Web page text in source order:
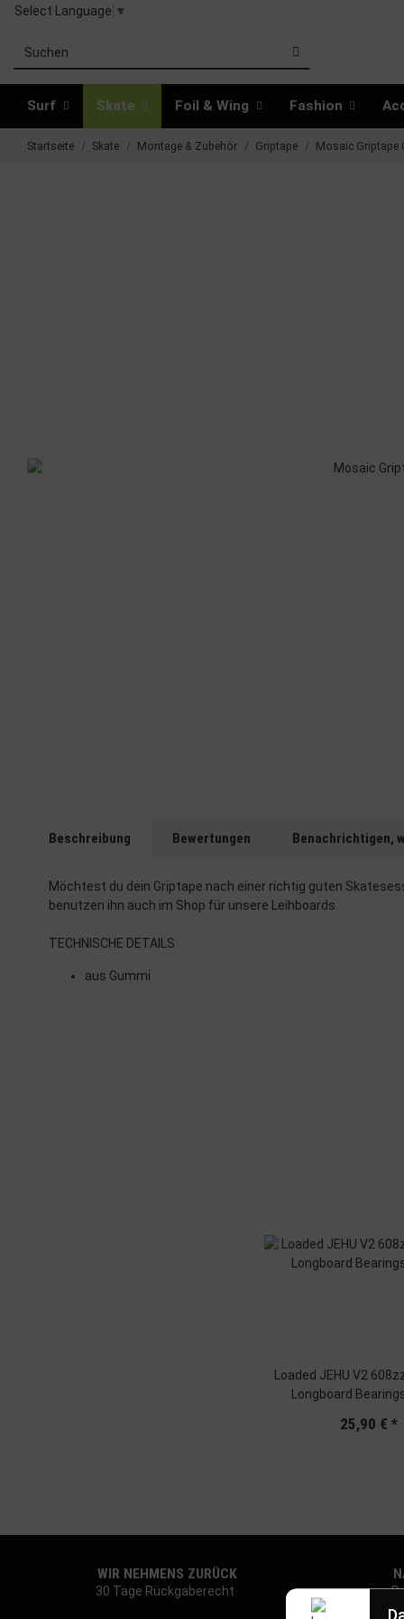
Select Language ▼
Surf Skate Foil & Wing Fashion
Startseite Skate Montage & Zubehör Griptape Mosaic Griptape
Beschreibung Bewertungen Benachrichtigen,
Möchtest du dein Griptape nach einer richtig guten
benutzen ihn auch im Shop für unsere Leihboards.
TECHNISCHE DETAILS
aus Gummi
Loaded JEHU V2
Longboard
25,90 €*
WIR NEHMENS ZURÜCK
30 Tage Rückgaberecht